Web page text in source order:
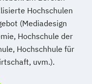
Hochschulen
(Mediadesign
Hochschule der
Hochschhule für
uvm.).